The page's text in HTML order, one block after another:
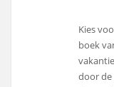
Kies
boek
door de